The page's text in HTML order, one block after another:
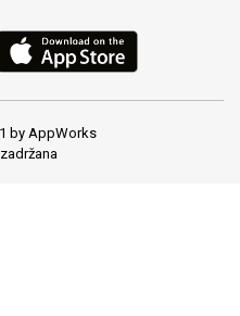
by AppWorks